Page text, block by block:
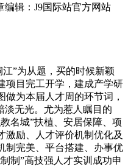
编辑：J9国际站官方网站
”为从题，买的时候新颖
项目完工开学，建成产学研
为本届人才周的环节词，
淡无光。尤为惹人瞩目的
名城”扶植、安居保障、项
激励、人才评价机制优化及
制完美、平台搭建、办事优
制”高技强人才实训成功申